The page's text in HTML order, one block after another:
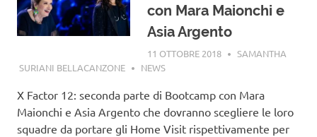
con Mara Maionchi e
Asia Argento
11 OTTOBRE 2018
SAMANTHA
SURIANI BELLACANZONE
NEWS
X Factor 12: seconda parte di Bootcamp con Mara
Maionchi e Asia Argento che dovranno scegliere le loro
squadre da portare gli Home Visit rispettivamente per